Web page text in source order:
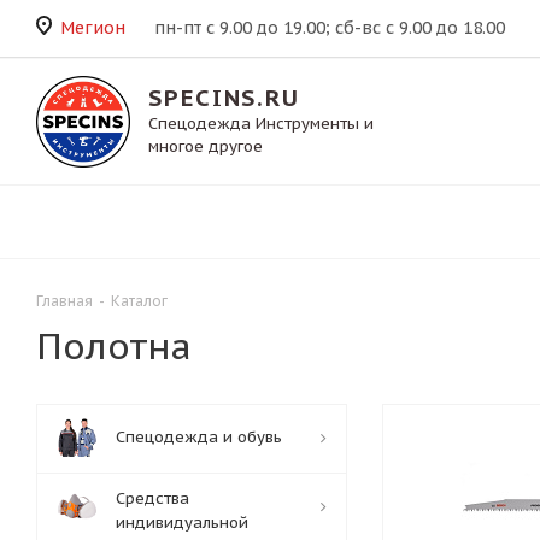
Мегион пн-пт с 9.00 до 19.00; сб-вс с 9.00 до 18.00
SPECINS.RU
Спецодежда Инструменты и
многое другое
Главная - Каталог
Полотна
Спецодежда и обувь
Средства
индивидуальной